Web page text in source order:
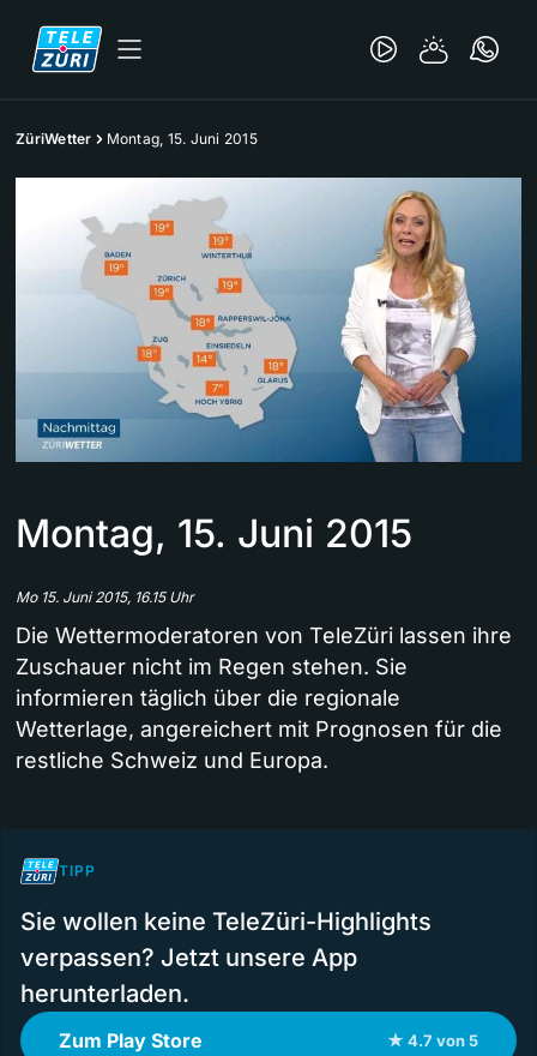
ZüriWetter Montag, 15. Juni 2015
Montag, 15. Juni 2015
Mo 15. Juni 2015, 16.15 Uhr
Die Wettermoderatoren von TeleZüri lassen ihre
Zuschauer nicht im Regen stehen. Sie
informieren täglich über die regionale
Wetterlage, angereichert mit Prognosen für die
restliche Schweiz und Europa.
TIPP
Sie wollen keine TeleZüri-Highlights
verpassen? Jetzt unsere App
herunterladen.
Zum Play Store ★ 4.7 von 5